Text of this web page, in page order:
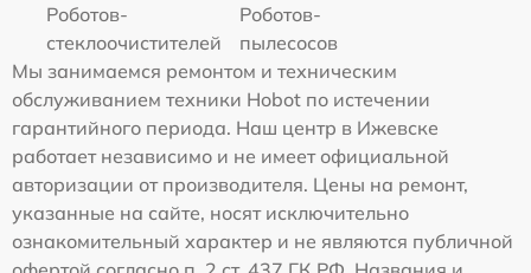
Роботов-
стеклоочистителей
Роботов-
пылесосов
Мы занимаемся ремонтом и техническим
обслуживанием техники Hobot по истечении
гарантийного периода. Наш центр в Ижевске
работает независимо и не имеет официальной
авторизации от производителя. Цены на ремонт,
указанные на сайте, носят исключительно
ознакомительный характер и не являются публичной